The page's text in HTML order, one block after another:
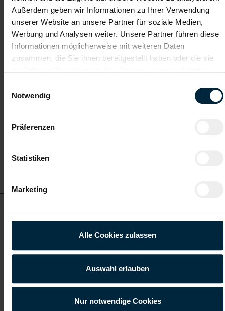
Außerdem geben wir Informationen zu Ihrer Verwendung
unserer Website an unsere Partner für soziale Medien,
Werbung und Analysen weiter. Unsere Partner führen diese
Informationen möglicherweise mit weiteren Daten
zusammen, die Sie ihnen bereitgestellt haben oder die sie
Notwendig
Präferenzen
Statistiken
Marketing
Alle Cookies zulassen
Auswahl erlauben
Nur notwendige Cookies
Kranführer in Tirol (m/w/d)
ab EUR 19,30